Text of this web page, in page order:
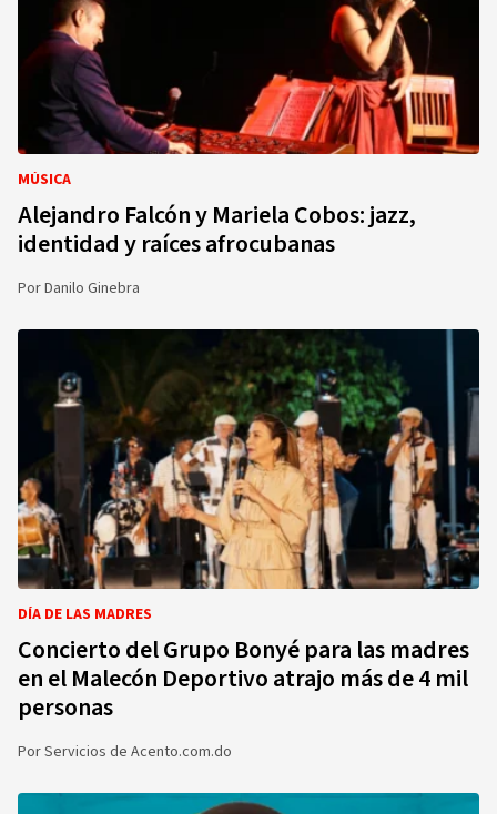
MÚSICA
Alejandro Falcón y Mariela Cobos: jazz,
identidad y raíces afrocubanas
PorDanilo Ginebra
DÍA DE LAS MADRES
Concierto del Grupo Bonyé para las madres
en el Malecón Deportivo atrajo más de 4 mil
personas
PorServicios de Acento.com.do